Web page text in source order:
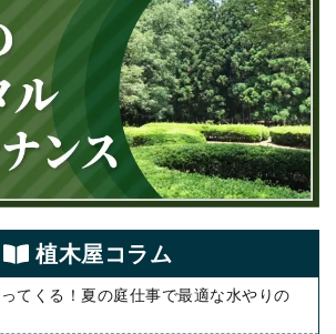
植⽊屋コラム
てくる！夏の庭仕事で最適な水やりの